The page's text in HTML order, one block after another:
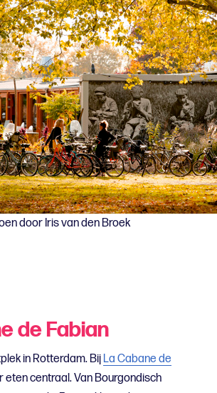
door Iris van den Broek
de Fabian
in Rotterdam. Bij La Cabane de
eten centraal. Van Bourgondisch